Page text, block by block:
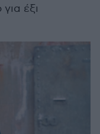
έξι